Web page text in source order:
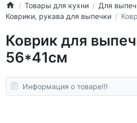
Товары для кухни
Для
Коврики, рукава для выпечки
Коврик для
56*41см
Информация о товаре!!!